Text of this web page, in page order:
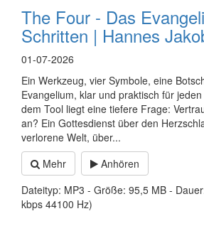
The Four - Das
Schritten | Hannes
01-07-2026
Ein Werkzeug, vier Symbole, eine
Evangelium, klar und praktisch für
dem Tool liegt eine tiefere Frage:
an? Ein Gottesdienst über den
verlorene Welt, über...
Mehr
Anhören
Dateityp: MP3 - Größe: 95,5 MB -
kbps 44100 Hz)